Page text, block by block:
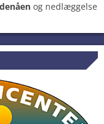
og nedlæggelse